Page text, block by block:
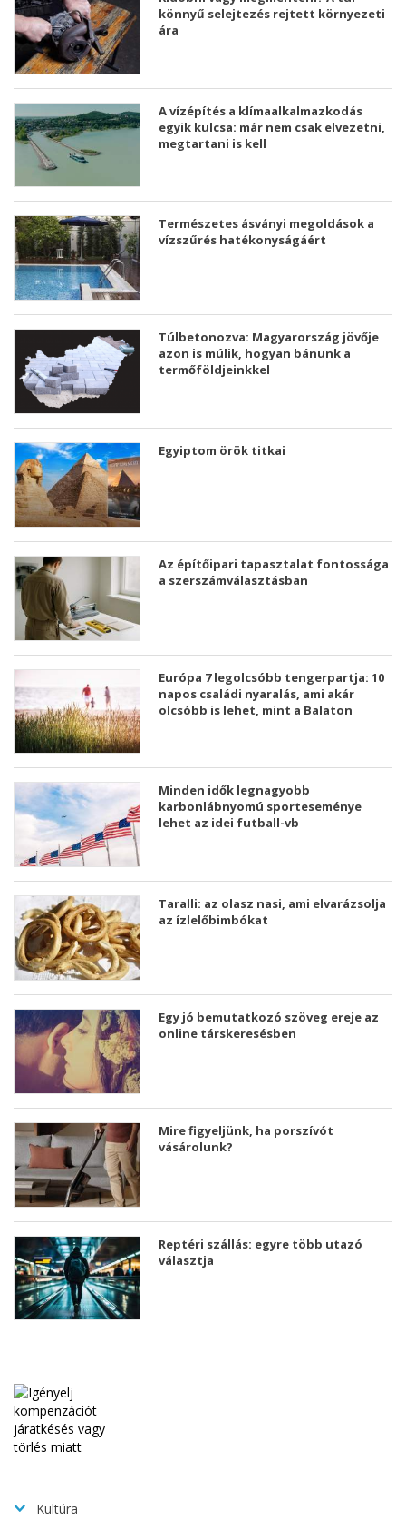
könnyű selejtezés rejtett környezeti
ára
A vízépítés a klímaalkalmazkodás
egyik kulcsa: már nem csak elvezetni,
megtartani is kell
Természetes ásványi megoldások a
vízszűrés hatékonyságáért
Túlbetonozva: Magyarország jövője
azon is múlik, hogyan bánunk a
termőföldjeinkkel
Egyiptom örök titkai
Az építőipari tapasztalat fontossága
a szerszámválasztásban
Európa 7 legolcsóbb tengerpartja: 10
napos családi nyaralás, ami akár
olcsóbb is lehet, mint a Balaton
Minden idők legnagyobb
karbonlábnyomú sporteseménye
lehet az idei futball-vb
Taralli: az olasz nasi, ami elvarázsolja
az ízlelőbimbókat
Egy jó bemutatkozó szöveg ereje az
online társkeresésben
Mire figyeljünk, ha porszívót
vásárolunk?
Reptéri szállás: egyre több utazó
választja
Kultúra